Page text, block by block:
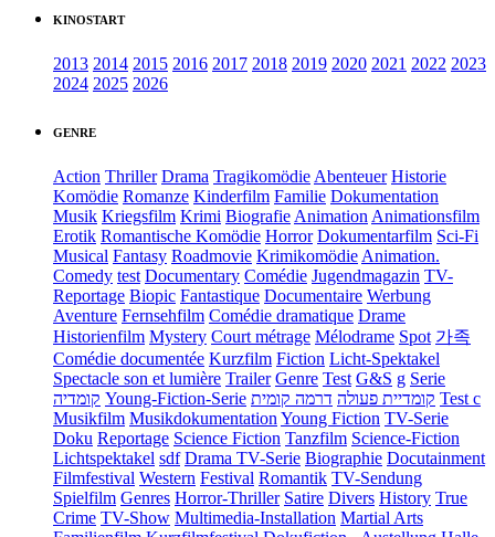
KINOSTART
2013 2014 2015 2016 2017 2018 2019 2020 2021 2022 2023
2024 2025 2026
GENRE
Action Thriller Drama Tragikomödie Abenteuer Historie
Komödie Romanze Kinderfilm Familie Dokumentation
Musik Kriegsfilm Krimi Biografie Animation Animationsfilm
Erotik Romantische Komödie Horror Dokumentarfilm Sci-Fi
Musical Fantasy Roadmovie Krimikomödie Animation.
Comedy test Documentary Comédie Jugendmagazin TV-
Reportage Biopic Fantastique Documentaire Werbung
Aventure Fernsehfilm Comédie dramatique Drame
Historienfilm Mystery Court métrage Mélodrame Spot 가족
Comédie documentée Kurzfilm Fiction Licht-Spektakel
Spectacle son et lumière Trailer Genre Test G&S g Serie
קומדיה Young-Fiction-Serie קומדיית פעולה דרמה קומית
Test c
Musikfilm Musikdokumentation Young Fiction TV-Serie
Doku Reportage Science Fiction Tanzfilm Science-Fiction
Lichtspektakel sdf Drama TV-Serie Biographie Docutainment
Filmfestival Western Festival Romantik TV-Sendung
Spielfilm Genres Horror-Thriller Satire Divers History True
Crime TV-Show Multimedia-Installation Martial Arts